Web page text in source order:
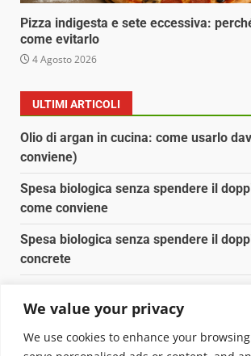
We value your privacy
We use cookies to enhance your
Pizza indigesta e sete eccessiva:
come evitarlo
4 Agosto 2026
ULTIMI ARTICOLI
Olio di argan in cucina: come usarlo
conviene)
Spesa biologica senza spendere il
come conviene
Spesa biologica senza spendere il
concrete
Pulizia naturale della casa: 3 ingredienti
sostituiscono 10 prodotti chimici